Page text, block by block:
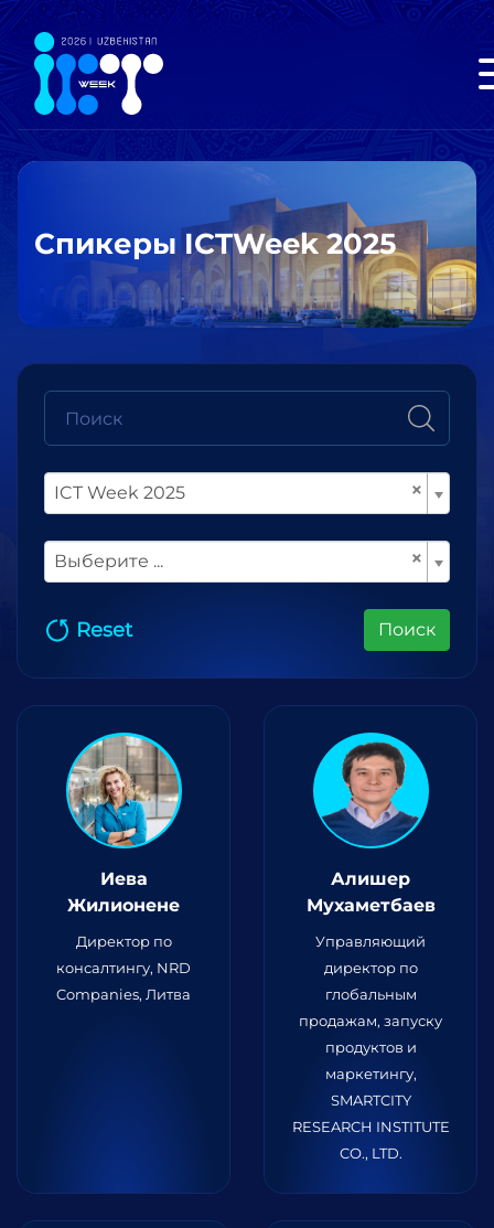
Спикеры ICTWeek 2025
×
ICT Week 2025
×
Выберите ...
Reset Поиск
Иева
Жилионене
Директор по
консалтингу, NRD
Companies, Литва
Алишер
Мухаметбаев
Управляющий
директор по
глобальным
продажам, запуску
продуктов и
маркетингу,
SMARTCITY
RESEARCH INSTITUTE
CO., LTD.